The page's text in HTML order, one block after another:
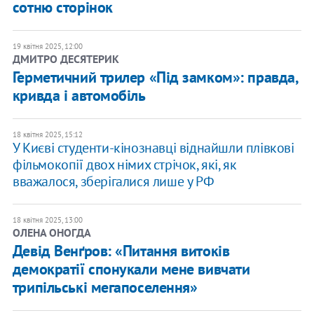
сотню сторінок
19 квітня 2025, 12:00
ДМИТРО ДЕСЯТЕРИК
Герметичний трилер «Під замком»: правда,
кривда і автомобіль
18 квітня 2025, 15:12
У Києві студенти-кінознавці віднайшли плівкові
фільмокопії двох німих стрічок, які, як
вважалося, зберігалися лише у РФ
18 квітня 2025, 13:00
ОЛЕНА ОНОГДА
Девід Венґров: «Питання витоків
демократії спонукали мене вивчати
трипільські мегапоселення»